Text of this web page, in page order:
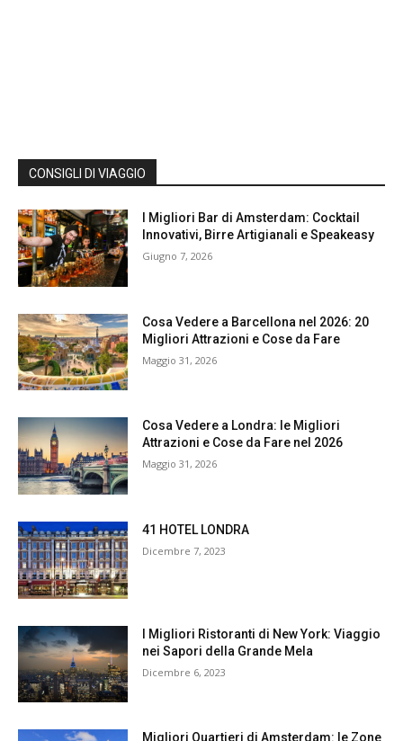
CONSIGLI DI VIAGGIO
I Migliori Bar di Amsterdam: Cocktail
Innovativi, Birre Artigianali e Speakeasy
Giugno 7, 2026
Cosa Vedere a Barcellona nel 2026: 20
Migliori Attrazioni e Cose da Fare
Maggio 31, 2026
Cosa Vedere a Londra: le Migliori
Attrazioni e Cose da Fare nel 2026
Maggio 31, 2026
41 HOTEL LONDRA
Dicembre 7, 2023
I Migliori Ristoranti di New York: Viaggio
nei Sapori della Grande Mela
Dicembre 6, 2023
Migliori Quartieri di Amsterdam: le Zone